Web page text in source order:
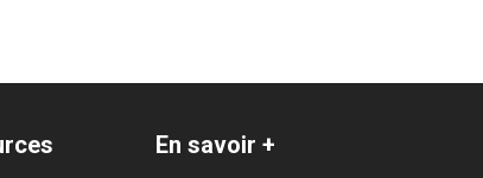
En savoir +